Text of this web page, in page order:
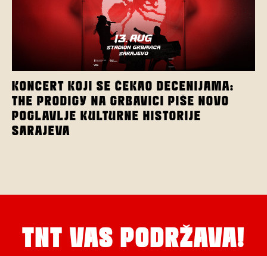
KONCERT KOJI SE ČEKAO DECENIJAMA:
THE PRODIGY NA GRBAVICI PIŠE NOVO
POGLAVLJE KULTURNE HISTORIJE
SARAJEVA
TNT VAS PODRŽAVA!